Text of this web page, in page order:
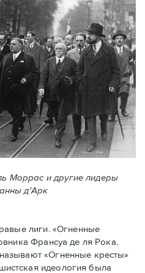
Моррас и другие лидеры
д'Арк
лиги. «Огненные
Франсуа де ля Рока.
«Огненные крeсты»
идеология была